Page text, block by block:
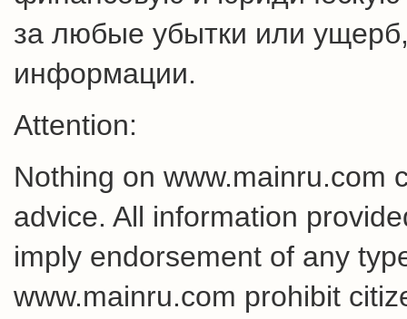
за любые убытки или
информации.
Attention:
Nothing on www.mainru.com
advice. All information
imply endorsement of any
www.mainru.com prohibit